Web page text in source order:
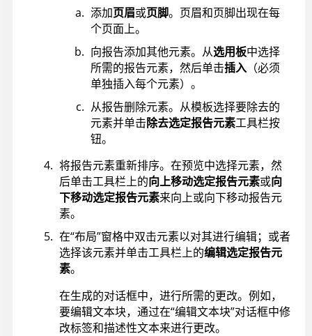
添加页眉或页脚。页眉和页脚出现在每
个页面上。
向报告添加其他元素。从选用板中选择
所需的报告元素，然后单击插入 （必须
单独插入每个元素）。
从报告删除元素。从模板选择要除去的
元素并单击除去选定报告元素工具栏按
钮。
将报告元素重新排序。在预览中选择元素，然
后单击工具栏上的向上移动选定报告元素或向
下移动选定报告元素来向上或向下移动报告元
素。
在“布局”窗格中双击元素以对其进行编辑；或者
选择该元素并单击工具栏上的编辑选定报告元
素。
在生成的对话框中，进行所需的更改。例如，
要编辑文本块，通过在“编辑文本块”对话框中修
改标签和描述性文本来进行更改。